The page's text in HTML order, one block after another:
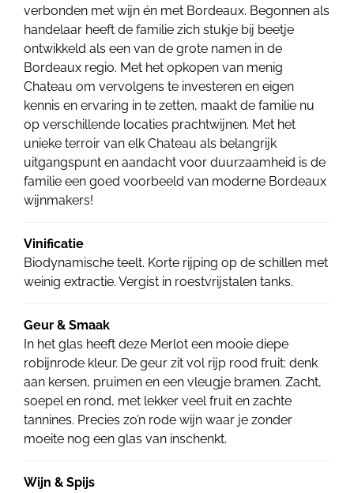
verbonden met wijn én met Bordeaux. Begonnen als
handelaar heeft de familie zich stukje bij beetje
ontwikkeld als een van de grote namen in de
Bordeaux regio. Met het opkopen van menig
Chateau om vervolgens te investeren en eigen
kennis en ervaring in te zetten, maakt de familie nu
op verschillende locaties prachtwijnen. Met het
unieke terroir van elk Chateau als belangrijk
uitgangspunt en aandacht voor duurzaamheid is de
familie een goed voorbeeld van moderne Bordeaux
wijnmakers!
Vinificatie
Biodynamische teelt. Korte rijping op de schillen met
weinig extractie. Vergist in roestvrijstalen tanks.
Geur & Smaak
In het glas heeft deze Merlot een mooie diepe
robijnrode kleur. De geur zit vol rijp rood fruit: denk
aan kersen, pruimen en een vleugje bramen. Zacht,
soepel en rond, met lekker veel fruit en zachte
tannines. Precies zo’n rode wijn waar je zonder
moeite nog een glas van inschenkt.
Wijn & Spijs